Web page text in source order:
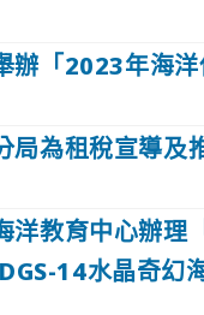
「2023年海洋
局為租稅宣導及
洋教育中心辦
14水晶奇幻